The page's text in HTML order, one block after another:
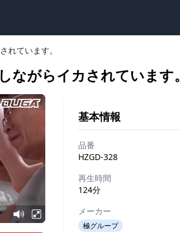
れています。
ながらイカされています。
基本情報
品番
HZGD-328
再生時間
124分
メーカー
極グループ